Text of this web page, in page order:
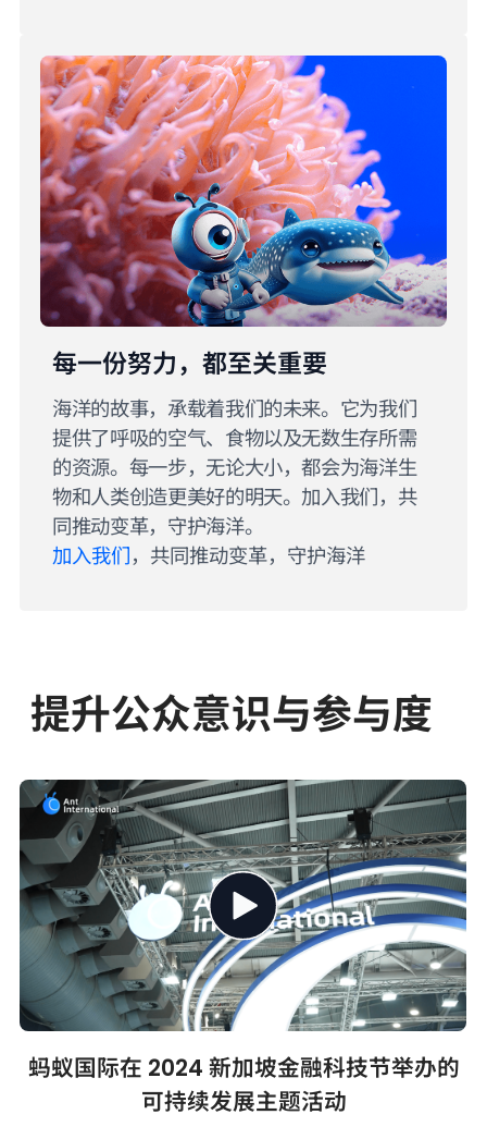
每一份努力，都至关重要
海洋的故事，承载着我们的未来。它为我们
提供了呼吸的空气、食物以及无数生存所需
的资源。每一步，无论大小，都会为海洋生
物和人类创造更美好的明天。加入我们，共
同推动变革，守护海洋。
加入我们，共同推动变革，守护海洋
提升公众意识与参与度
蚂蚁国际在 2024 新加坡金融科技节举办的
可持续发展主题活动